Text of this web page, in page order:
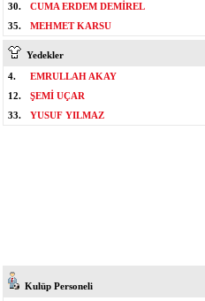
30.
CUMA ERDEM DEMİREL
35.
MEHMET KARSU
Yedekler
4.
EMRULLAH AKAY
12.
ŞEMİ UÇAR
33.
YUSUF YILMAZ
Kulüp Personeli